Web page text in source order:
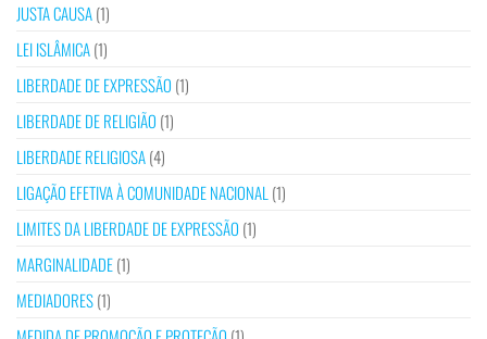
JUSTA CAUSA(1)
LEI ISLÂMICA(1)
LIBERDADE DE EXPRESSÃO (1)
LIBERDADE DE RELIGIÃO (1)
LIBERDADE RELIGIOSA(4)
LIGAÇÃO EFETIVA À COMUNIDADE NACIONAL (1)
LIMITES DA LIBERDADE DE EXPRESSÃO (1)
MARGINALIDADE(1)
MEDIADORES(1)